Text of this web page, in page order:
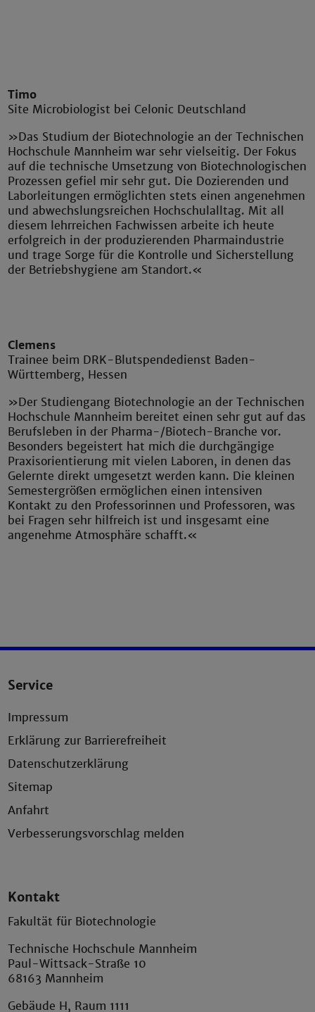
Timo
Site Microbiologist bei Celonic Deutschland
»Das Studium der Biotechnologie an der Technischen
Hochschule Mannheim war sehr vielseitig. Der Fokus
auf die technische Umsetzung von Biotechnologischen
Prozessen gefiel mir sehr gut. Die Dozierenden und
Laborleitungen ermöglichten stets einen angenehmen
und abwechslungsreichen Hochschulalltag. Mit all
diesem lehrreichen Fachwissen arbeite ich heute
erfolgreich in der produzierenden Pharmaindustrie
und trage Sorge für die Kontrolle und Sicherstellung
der Betriebshygiene am Standort.«
Clemens
Trainee beim DRK-Blutspendedienst Baden-
Württemberg, Hessen
»Der Studiengang Biotechnologie an der Technischen
Hochschule Mannheim bereitet einen sehr gut auf das
Berufsleben in der Pharma-/Biotech-Branche vor.
Besonders begeistert hat mich die durchgängige
Praxisorientierung mit vielen Laboren, in denen das
Gelernte direkt umgesetzt werden kann. Die kleinen
Semestergrößen ermöglichen einen intensiven
Kontakt zu den Professorinnen und Professoren, was
bei Fragen sehr hilfreich ist und insgesamt eine
angenehme Atmosphäre schafft.«
Service
Impressum
Erklärung zur Barrierefreiheit
Datenschutzerklärung
Sitemap
Anfahrt
Verbesserungsvorschlag melden
Kontakt
Fakultät für Biotechnologie
Technische Hochschule Mannheim
Paul-Wittsack-Straße 10
68163 Mannheim
Gebäude H, Raum 1111